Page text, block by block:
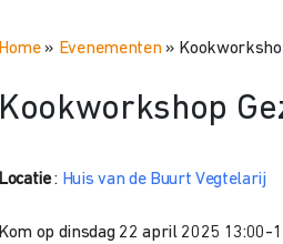
Home» Evenementen»
Kookworkshop
Locatie: Huis van de Buurt Vegtelarij
Kom op dinsdag 22 april 2025